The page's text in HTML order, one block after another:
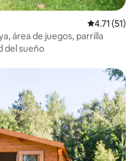
Calificación
4.71 (51)
área de juegos, parrilla
del sueño